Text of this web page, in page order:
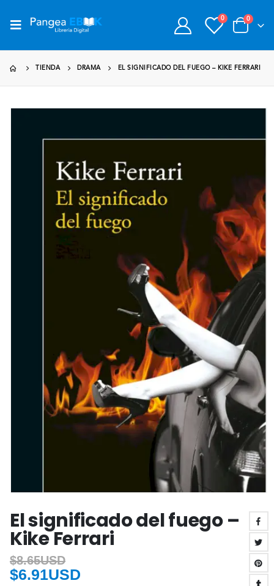
0 0
TIENDA DRAMA EL SIGNIFICADO DEL FUEGO – KIKE FERRARI
El significado del fuego –
Kike Ferrari
$8.65USD
$6.91USD